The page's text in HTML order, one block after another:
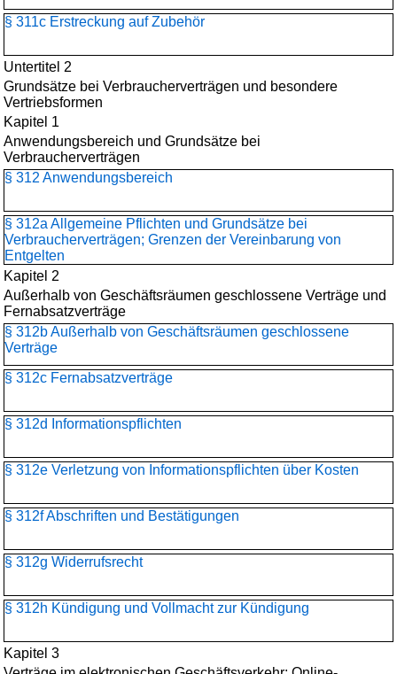
§ 311c Erstreckung auf Zubehör
Untertitel 2
Grundsätze bei Verbraucherverträgen und besondere
Vertriebsformen
Kapitel 1
Anwendungsbereich und Grundsätze bei
Verbraucherverträgen
§ 312 Anwendungsbereich
§ 312a Allgemeine Pflichten und Grundsätze bei
Verbraucherverträgen; Grenzen der Vereinbarung von
Entgelten
Kapitel 2
Außerhalb von Geschäftsräumen geschlossene Verträge und
Fernabsatzverträge
§ 312b Außerhalb von Geschäftsräumen geschlossene
Verträge
§ 312c Fernabsatzverträge
§ 312d Informationspflichten
§ 312e Verletzung von Informationspflichten über Kosten
§ 312f Abschriften und Bestätigungen
§ 312g Widerrufsrecht
§ 312h Kündigung und Vollmacht zur Kündigung
Kapitel 3